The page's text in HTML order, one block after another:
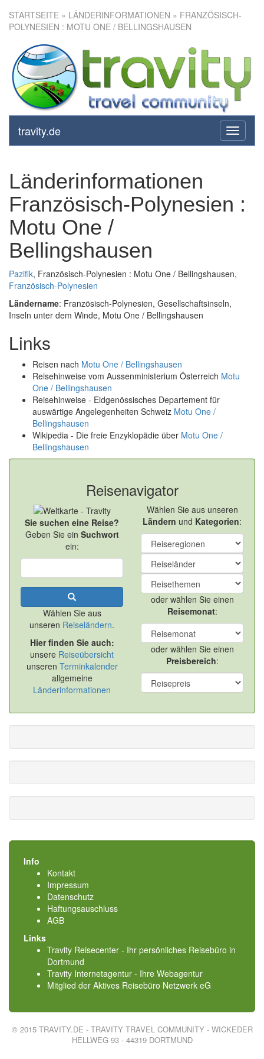
STARTSEITE » LÄNDERINFORMATIONEN » FRANZÖSISCH-
POLYNESIEN : MOTU ONE / BELLINGSHAUSEN
toggle
travity.de
Länderinformationen
Französisch-Polynesien :
Motu One /
Bellingshausen
Pazifik, Französisch-Polynesien : Motu One / Bellingshausen,
Französisch-Polynesien
Ländername: Französisch-Polynesien, Gesellschaftsinseln,
Inseln unter dem Winde, Motu One / Bellingshausen
Links
Reisen nach Motu One / Bellingshausen
Reisehinweise vom Aussenministerium Österreich Motu
One / Bellingshausen
Reisehinweise - Eidgenössisches Departement für
auswärtige Angelegenheiten Schweiz Motu One /
Bellingshausen
Wikipedia - Die freie Enzyklopädie über Motu One /
Bellingshausen
Reisenavigator
Sie suchen eine Reise?
Geben Sie ein Suchwort
ein:
Wählen Sie aus
unseren Reiseländern.
Hier finden Sie auch:
unsere Reiseübersicht
unseren Terminkalender
allgemeine
Länderinformationen
Wählen Sie aus unseren
Ländern und Kategorien:
oder wählen Sie einen
Reisemonat:
oder wählen Sie einen
Preisbereich:
Info
Kontakt
Impressum
Datenschutz
Haftungsauschluss
AGB
Links
Travity Reisecenter - Ihr persönliches Reisebüro in
Dortmund
Travity Internetagentur - Ihre Webagentur
Mitglied der Aktives Reisebüro Netzwerk eG
© 2015 TRAVITY.DE - TRAVITY TRAVEL COMMUNITY - WICKEDER
HELLWEG 93 - 44319 DORTMUND